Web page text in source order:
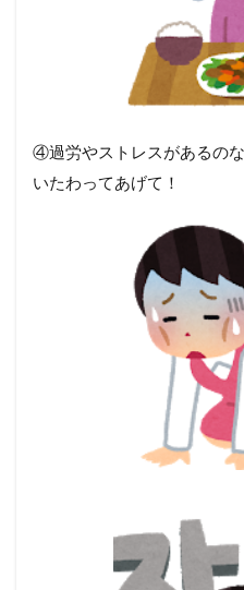
④過労やストレスがあるの
いたわってあげて！